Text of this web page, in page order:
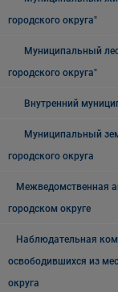
городского округа"
Муниципальный
городского округа"
Внутренний
Муниципальный
городского округа
Межведомственная
городском округе
Наблюдательная
освободившихся из
округа